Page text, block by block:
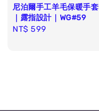
尼泊爾手工羊毛保暖手套
｜露指設計｜WG#59
Regular
NT$ 599